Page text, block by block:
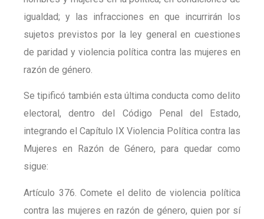
igualdad; y las infracciones en que incurrirán los
sujetos previstos por la ley general en cuestiones
de paridad y violencia política contra las mujeres en
razón de género.
Se tipificó también esta última conducta como delito
electoral, dentro del Código Penal del Estado,
integrando el Capítulo IX Violencia Política contra las
Mujeres en Razón de Género, para quedar como
sigue:
Artículo 376. Comete el delito de violencia política
contra las mujeres en razón de género, quien por sí